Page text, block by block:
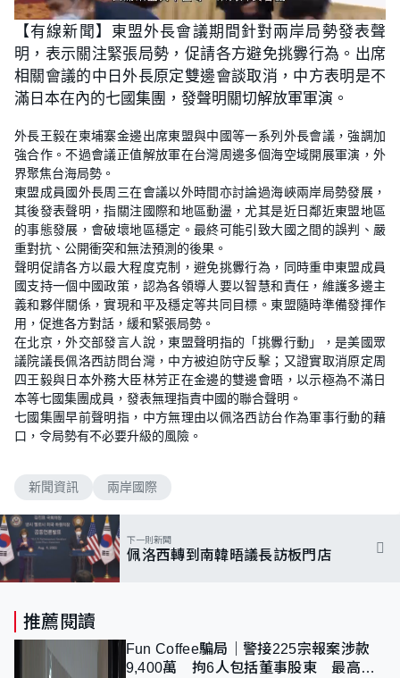
U
n
m
u
t
e
L
o
a
d
e
d
:
5
6
.
%
【有線新聞】東盟外長會議期間針對兩岸局勢發表聲
明，表示關注緊張局勢，促請各方避免挑釁行為。出席
相關會議的中日外長原定雙邊會談取消，中方表明是不
滿日本在內的七國集團，發聲明關切解放軍軍演。
外長王毅在柬埔寨金邊出席東盟與中國等一系列外長會議，強調加
強合作。不過會議正值解放軍在台灣周邊多個海空域開展軍演，外
界聚焦台海局勢。
東盟成員國外長周三在會議以外時間亦討論過海峽兩岸局勢發展，
其後發表聲明，指關注國際和地區動盪，尤其是近日鄰近東盟地區
的事態發展，會破壞地區穩定。最終可能引致大國之間的誤判、嚴
重對抗、公開衝突和無法預測的後果。
聲明促請各方以最大程度克制，避免挑釁行為，同時重申東盟成員
國支持一個中國政策，認為各領導人要以智慧和責任，維護多邊主
義和夥伴關係，實現和平及穩定等共同目標。東盟隨時準備發揮作
用，促進各方對話，緩和緊張局勢。
在北京，外交部發言人說，東盟聲明指的「挑釁行動」，是美國眾
議院議長佩洛西訪問台灣，中方被迫防守反擊；又證實取消原定周
四王毅與日本外務大臣林芳正在金邊的雙邊會晤，以示極為不滿日
本等七國集團成員，發表無理指責中國的聯合聲明。
七國集團早前聲明指，中方無理由以佩洛西訪台作為軍事行動的藉
口，令局勢有不必要升級的風險。
新聞資訊 兩岸國際
下一則新聞
佩洛西轉到南韓晤議長訪板門店
推薦閱讀
Fun Coffee騙局｜警接225宗報案涉款
9,400萬 拘6人包括董事股東 最高金